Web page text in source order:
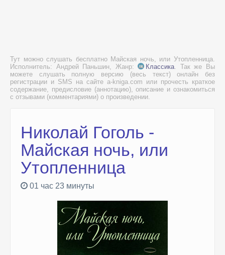
Тут можно слушать бесплатно Майская ночь, или Утопленница.
Исполнитель: Андрей Паньшин, Жанр:
Классика. Так же Вы
можете слушать полную версию (весь текст) онлайн без
регистрации и SMS на сайте a-kniga.com или прочесть краткое
содержание, предисловие (аннотацию), описание и ознакомиться
с отзывами (комментариями) о произведении.
Николай Гоголь -
Майская ночь, или
Утопленница
01 час 23 минуты